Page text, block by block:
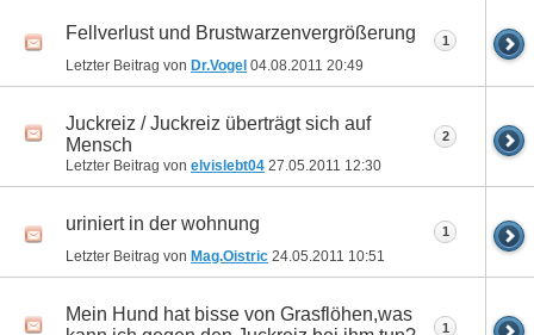
Fellverlust und Brustwarzenvergrößerung
Letzter Beitrag von Dr.Vogel 04.08.2011 20:49
1
Juckreiz / Juckreiz überträgt sich auf
Mensch
Letzter Beitrag von elvislebt04 27.05.2011 12:30
2
uriniert in der wohnung
Letzter Beitrag von Mag.Oistric 24.05.2011 10:51
1
Mein Hund hat bisse von Grasflöhen,was
1